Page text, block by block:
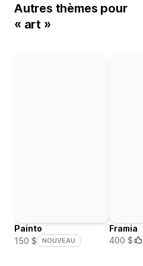
Autres thèmes pour
« art »
Painto
150 $
NOUVEAU
Framia
400 $